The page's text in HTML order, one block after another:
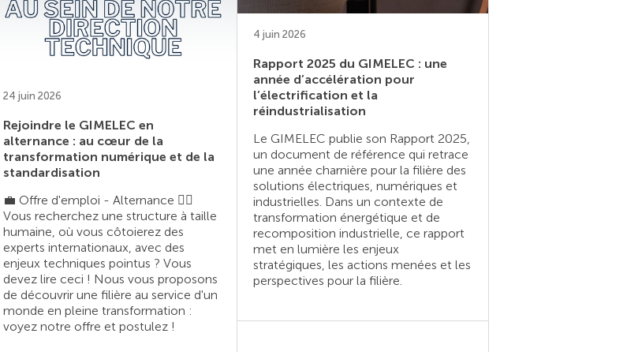
24 juin 2026
Rejoindre le GIMELEC en
alternance : au cœur de la
transformation numérique et de la
standardisation
💼 Offre d'emploi - Alternance 👉🏼
Vous recherchez une structure à taille
humaine, où vous côtoierez des
experts internationaux, avec des
enjeux techniques pointus ? Vous
devez lire ceci ! Nous vous proposons
de découvrir une filière au service d'un
monde en pleine transformation :
voyez notre offre et postulez !
4 juin 2026
Rapport 2025 du GIMELEC : une
année d’accélération pour
l’électrification et la
réindustrialisation
Le GIMELEC publie son Rapport 2025,
un document de référence qui retrace
une année charnière pour la filière des
solutions électriques, numériques et
industrielles. Dans un contexte de
transformation énergétique et de
recomposition industrielle, ce rapport
met en lumière les enjeux
stratégiques, les actions menées et les
perspectives pour la filière.